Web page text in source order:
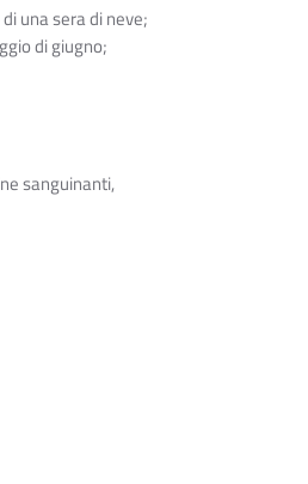
una sera di neve;
di giugno;
sanguinanti,